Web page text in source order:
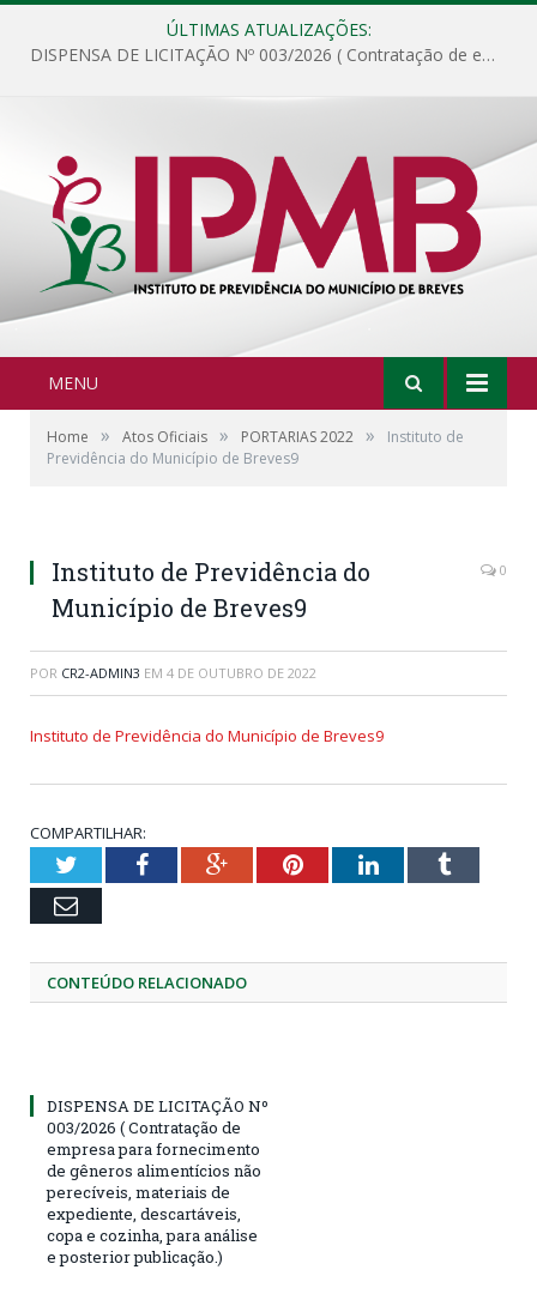
ÚLTIMAS ATUALIZAÇÕES:
DISPENSA DE LICITAÇÃO Nº 003/2026 ( Contratação de empresa para fornecimento de gêneros alimentícios não perecíveis, materiais de expediente, descartáveis, copa e cozinha, para análise e posterior publicação.)
MENU
Home » Atos Oficiais » PORTARIAS 2022 »
Instituto de
Previdência do Município de Breves9
Instituto de Previdência do
Município de Breves9
0
POR CR2-ADMIN3 EM 4 DE OUTUBRO DE 2022
Instituto de Previdência do Município de Breves9
COMPARTILHAR:
TwitterFacebookGoogle+PinterestLinkedInTumblr
Email
CONTEÚDO RELACIONADO
DISPENSA DE LICITAÇÃO Nº
003/2026 ( Contratação de
empresa para fornecimento
de gêneros alimentícios não
perecíveis, materiais de
expediente, descartáveis,
copa e cozinha, para análise
e posterior publicação.)